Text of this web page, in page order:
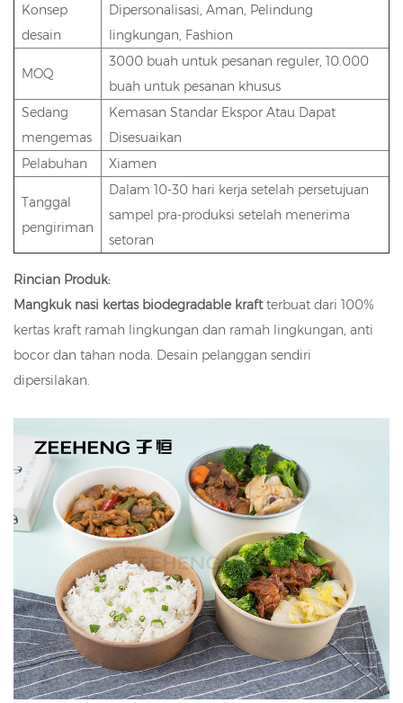
Konsep
desain
Dipersonalisasi, Aman, Pelindung
lingkungan, Fashion
MOQ
3000 buah untuk pesanan reguler, 10.000
buah untuk pesanan khusus
Sedang
mengemas
Kemasan Standar Ekspor Atau Dapat
Disesuaikan
Pelabuhan
Xiamen
Tanggal
pengiriman
Dalam 10-30 hari kerja setelah persetujuan
sampel pra-produksi setelah menerima
setoran
Rincian Produk:
Mangkuk nasi kertas biodegradable kraftterbuat dari 100%
kertas kraft ramah lingkungan dan ramah lingkungan, anti
bocor dan tahan noda. Desain pelanggan sendiri
dipersilakan.